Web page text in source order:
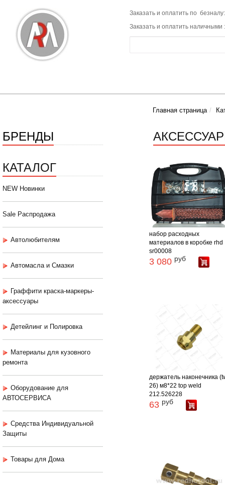
Заказать и оплатить по
Заказать и оплатить наличными
Главная страница
БРЕНДЫ
КАТАЛОГ
NEW Новинки
Sale Распродажа
Автолюбителям
Автомасла и Смазки
Граффити краска-маркеры-
аксессуары
Детейлинг и Полировка
Материалы для кузовного
ремонта
Оборудование для
АВТОСЕРВИСА
Средства Индивидуальной
Защиты
Товары для Дома
набор расходных
материалов в коробке rhd
sr00008
3 080 руб
держатель наконечника
26) м8*22 top weld
212.526228
63 руб